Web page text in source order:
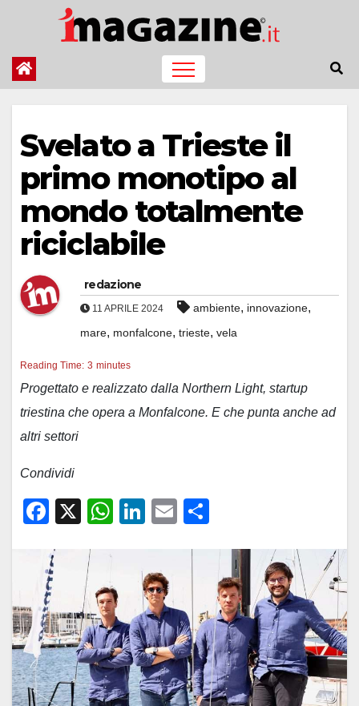
contenuto
Svelato a Trieste il
primo monotipo al
mondo totalmente
riciclabile
redazione
11 APRILE 2024 ambiente, innovazione,
mare, monfalcone, trieste, vela
Reading Time: 3 minutes
Progettato e realizzato dalla Northern Light, startup
triestina che opera a Monfalcone. E che punta anche ad
altri settori
Condividi
F
c
e
b
o
o
k
X
W
s
A
p
p
Li
e
dI
n
E
n
di
vi
di